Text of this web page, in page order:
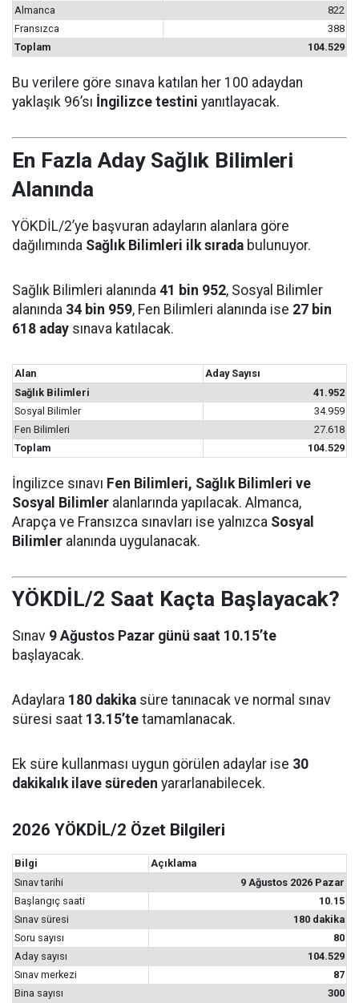
Almanca
822
Fransızca
388
Toplam
104.529
Bu verilere göre sınava katılan her 100 adaydan
yaklaşık 96’sı İngilizce testini yanıtlayacak.
En Fazla Aday Sağlık Bilimleri
Alanında
YÖKDİL/2’ye başvuran adayların alanlara göre
dağılımında Sağlık Bilimleri ilk sırada bulunuyor.
Sağlık Bilimleri alanında 41 bin 952, Sosyal Bilimler
alanında 34 bin 959, Fen Bilimleri alanında ise 27 bin
618 aday sınava katılacak.
Alan
Aday Sayısı
Sağlık Bilimleri
41.952
Sosyal Bilimler
34.959
Fen Bilimleri
27.618
Toplam
104.529
İngilizce sınavı Fen Bilimleri, Sağlık Bilimleri ve
Sosyal Bilimler alanlarında yapılacak. Almanca,
Arapça ve Fransızca sınavları ise yalnızca Sosyal
Bilimler alanında uygulanacak.
YÖKDİL/2 Saat Kaçta Başlayacak?
Sınav 9 Ağustos Pazar günü saat 10.15’te
başlayacak.
Adaylara 180 dakika süre tanınacak ve normal sınav
süresi saat 13.15’te tamamlanacak.
Ek süre kullanması uygun görülen adaylar ise 30
dakikalık ilave süreden yararlanabilecek.
2026 YÖKDİL/2 Özet Bilgileri
Bilgi
Açıklama
Sınav tarihi
9 Ağustos 2026 Pazar
Başlangıç saati
10.15
Sınav süresi
180 dakika
Soru sayısı
80
Aday sayısı
104.529
Sınav merkezi
87
Bina sayısı
300